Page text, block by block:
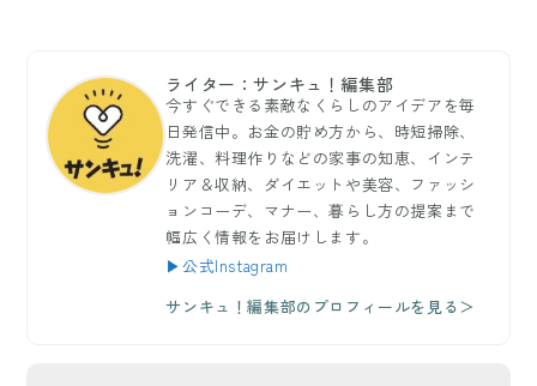
ライター：サンキュ！編集部
今すぐできる素敵なくらしのアイデアを毎
日発信中。お金の貯め方から、時短掃除、
洗濯、料理作りなどの家事の知恵、インテ
リア＆収納、ダイエットや美容、ファッシ
ョンコーデ、マナー、暮らし方の提案まで
幅広く情報をお届けします。
▶公式Instagram
サンキュ！編集部のプロフィールを見る＞